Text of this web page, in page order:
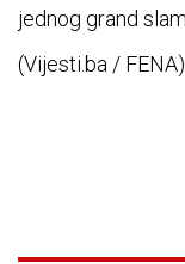
jednog grand
(Vijesti.ba / FENA)